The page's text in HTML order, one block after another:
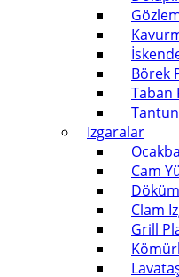
Börek
Taban
Izgaralar
Cam
Clam
Grill